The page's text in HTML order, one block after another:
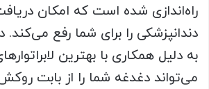
راه‌اندازی شده است که امکان
دندانپزشکی را برای شما رفع می‌کند.
به دلیل همکاری با بهترین
می‌تواند دغدغه شما را از بابت